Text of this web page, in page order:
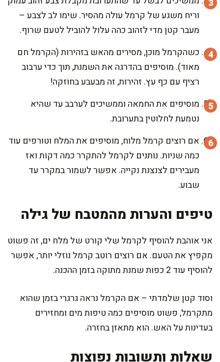
וריח משגע של קרמל עולה מהסיר. שימו לב לצבע –
מעבר קטן מדי לזהוב כהה עלול להוביל לטעם שרוף.
כשהקרמל מוכן, מסירים מהאש בזהירות (הקרמל חם
מאוד). מוסיפים בהדרגה את השמנת, תוך כדי ערבוב
רציף עם כף עץ. זהירות, זה מבעבע בחוזקה!
מוסיפים את החמאה וממשיכים לערבב עד שהיא
נטמעת לחלוטין בתערובת.
אם רוצים קרמל מלוח, מוסיפים את המלח וטורפים עוד
כמה שניות. נותנים לקרמל להתקרר כמה דקות ואז
מעבירים לצנצנת נקייה. אפשר לשמור במקרר עד
שבוע.
טיפים והערות מהמטבח של גילה
אני אוהבת להוסיף לקרמל שלי קורט של מלח ים, זה פשוט
מקפיץ את הטעם. אם רוצים רוטב קרמל נוזלי יותר, אפשר
להוסיף עוד 2 כפות שמנת מתוקה בזמן ההכנה.
וסוד קטן שלמדתי – אם הקרמל נראה גרגרי בזמן שהוא
מתקרמל, פשוט מוסיפים כמה טיפות מים ומחזירים
בעדינות על האש. הוא מתאזן בחזרה.
שאלות ותשובות נפוצות